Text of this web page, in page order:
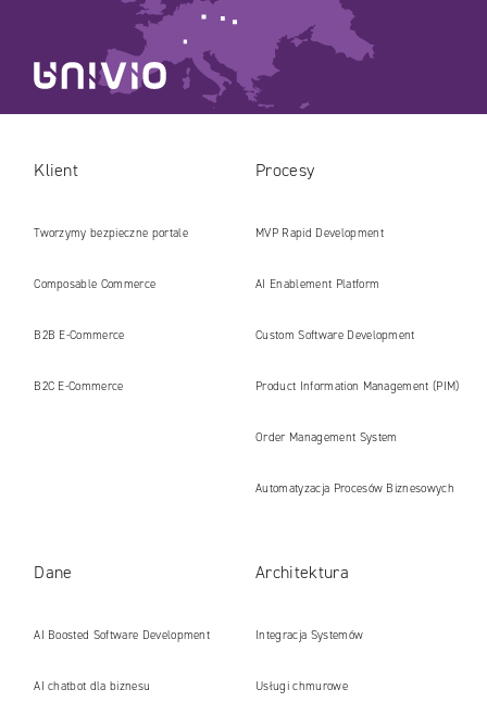
Klient
Tworzymy bezpieczne portale
internetowe i platformy gotowe na erę
AI
Composable Commerce
B2B E‑Commerce
B2C E‑Commerce
Procesy
MVP Rapid Development
AI Enablement Platform
Custom Software Development
Product Information Management (PIM)
Order Management System
Automatyzacja Procesów Biznesowych
Dane
AI Boosted Software Development
AI chatbot dla biznesu
Architektura
Integracja Systemów
Usługi chmurowe